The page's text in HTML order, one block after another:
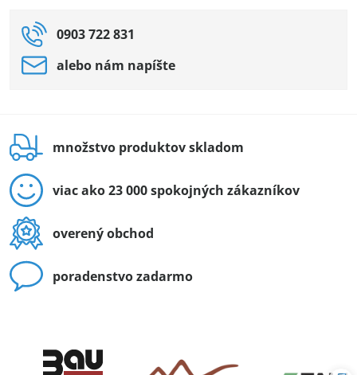
0903 722 831
alebo nám napíšte
množstvo produktov skladom
viac ako 23 000 spokojných zákazníkov
overený obchod
poradenstvo zadarmo